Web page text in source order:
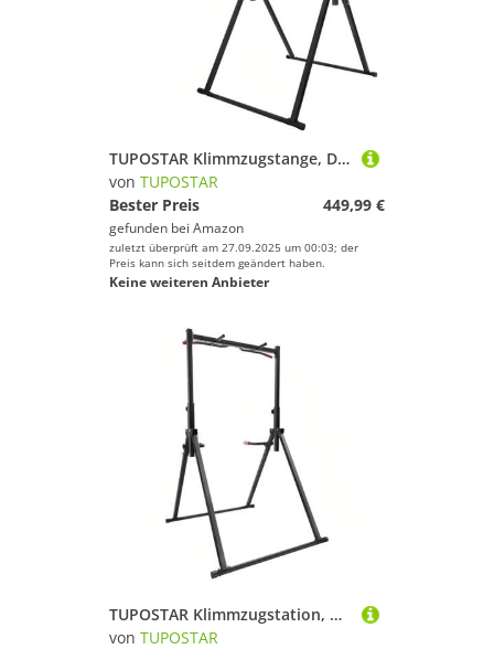
TUPOSTAR Klimmzugstange, Dreieckige Klimmzugstation, Mit VerstäRktem Rohr, Multifunktionale, HöHenverstellbare Klimmzugstange, Freistehend, FüR Das Heim-Fitnessstudio,Grau
von TUPOSTAR
Bester Preis
449,99 €
gefunden bei Amazon
zuletzt überprüft am 27.09.2025 um 00:03; der
Preis kann sich seitdem geändert haben.
Keine weiteren Anbieter
TUPOSTAR Klimmzugstation, Dreieckiger Kraftturm, Klappbare Klimmzugstange, HöHenverstellbarer Trainingsturm Mit Dip-StäNder, KrafttrainingsgeräTe FüR Das Heim-Fitnessstudio,Grau
von TUPOSTAR